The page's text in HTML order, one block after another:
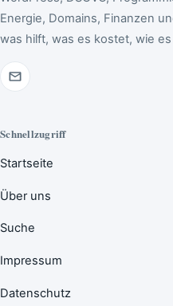
Energie, Domains, Finanzen
was hilft, was es kostet, wie
Schnellzugriff
Startseite
Über uns
Suche
Impressum
Datenschutz